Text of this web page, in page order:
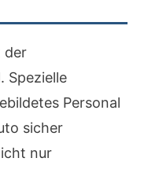
der
Spezielle
Personal
sicher
nur